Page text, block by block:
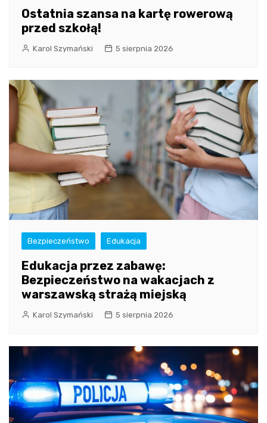
Ostatnia szansa na kartę rowerową
przed szkołą!
Karol Szymański 5 sierpnia 2026
Bezpieczeństwo Edukacja
Edukacja przez zabawę:
Bezpieczeństwo na wakacjach z
warszawską strażą miejską
Karol Szymański 5 sierpnia 2026